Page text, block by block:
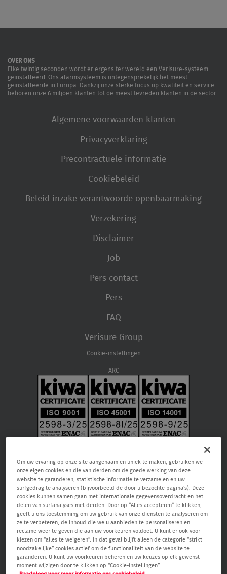
OVER ONS
Elke twintig seconden wordt er ergens ter wereld een Verisure-systeem
geïnstalleerd. Ons alarmsysteem is ontegensprekelijk het meest
geïnstalleerde in Europa. Dankzij onze sterke focus op kwaliteit en service
behoren onze 6 miljoen klanten tot de meest tevreden klanten in de sector.
Algemene voorwaarden klanten
Privacyverklaring
Precontractuele informatie
Cookiebeleid
Beleid inzake verantwoorde openbaarmaking
Verzekering
Disclaimer
Job
Pers contact
Pers
FAQ
Verisure Group
Cookie-instellingen
ARC
Verisure NV, Raketstraat 66, 1130 Brussel, RPR Brussel 0459.866.904, email:
care@verisure.be, telefoonnummer:080090000, Vergunde
bewakingsonderneming en onderneming voor alarm- en camerasystemen.
Toezichthoudende autoriteit Federale Overheidsdienst Binnenlandse Zaken
– Algemene Directie Veiligheid & Preventie (Waterloolaan 76 1000 Brussel,
www.besafe.be
Om uw ervaring op onze site aangenaam en uniek te maken, gebruiken we
onze eigen cookies en die van derden om de goede werking van deze
website te garanderen, statistische informatie te verzamelen en uw
surfgedrag te analyseren (bijvoorbeeld de door u bezochte pagina's). Deze
cookies kunnen samen gaan met internationale gegevensoverdracht en het
delen van surfanalyses met derden. Door op “Alles accepteren” te klikken,
geeft u ons toestemming om uw gebruik van onze diensten te analyseren om
ze te verbeteren, de inhoud die we u aanbieden te personaliseren en
reclame weer te geven die aan uw voorkeuren voldoet. U kunt er ook voor
kiezen om “alles te weigeren”. In dat geval blijft alleen de categorie “strikt
noodzakelijke” cookies actief om de functionaliteit van de website te
garanderen. U kunt uw voorkeuren beheren en uw keuzes op elk gewenst
moment wijzigen door te klikken op “Cookie-instellingen”.